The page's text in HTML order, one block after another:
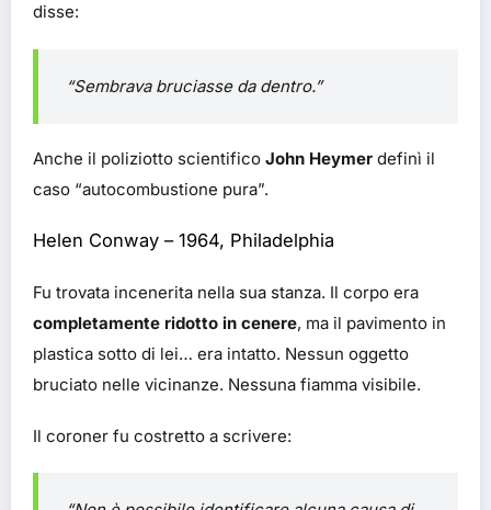
disse:
“Sembrava bruciasse da dentro.”
Anche il poliziotto scientifico John Heymer definì il
caso “autocombustione pura”.
Helen Conway – 1964, Philadelphia
Fu trovata incenerita nella sua stanza. Il corpo era
completamente ridotto in cenere, ma il pavimento in
plastica sotto di lei… era intatto. Nessun oggetto
bruciato nelle vicinanze. Nessuna fiamma visibile.
Il coroner fu costretto a scrivere: